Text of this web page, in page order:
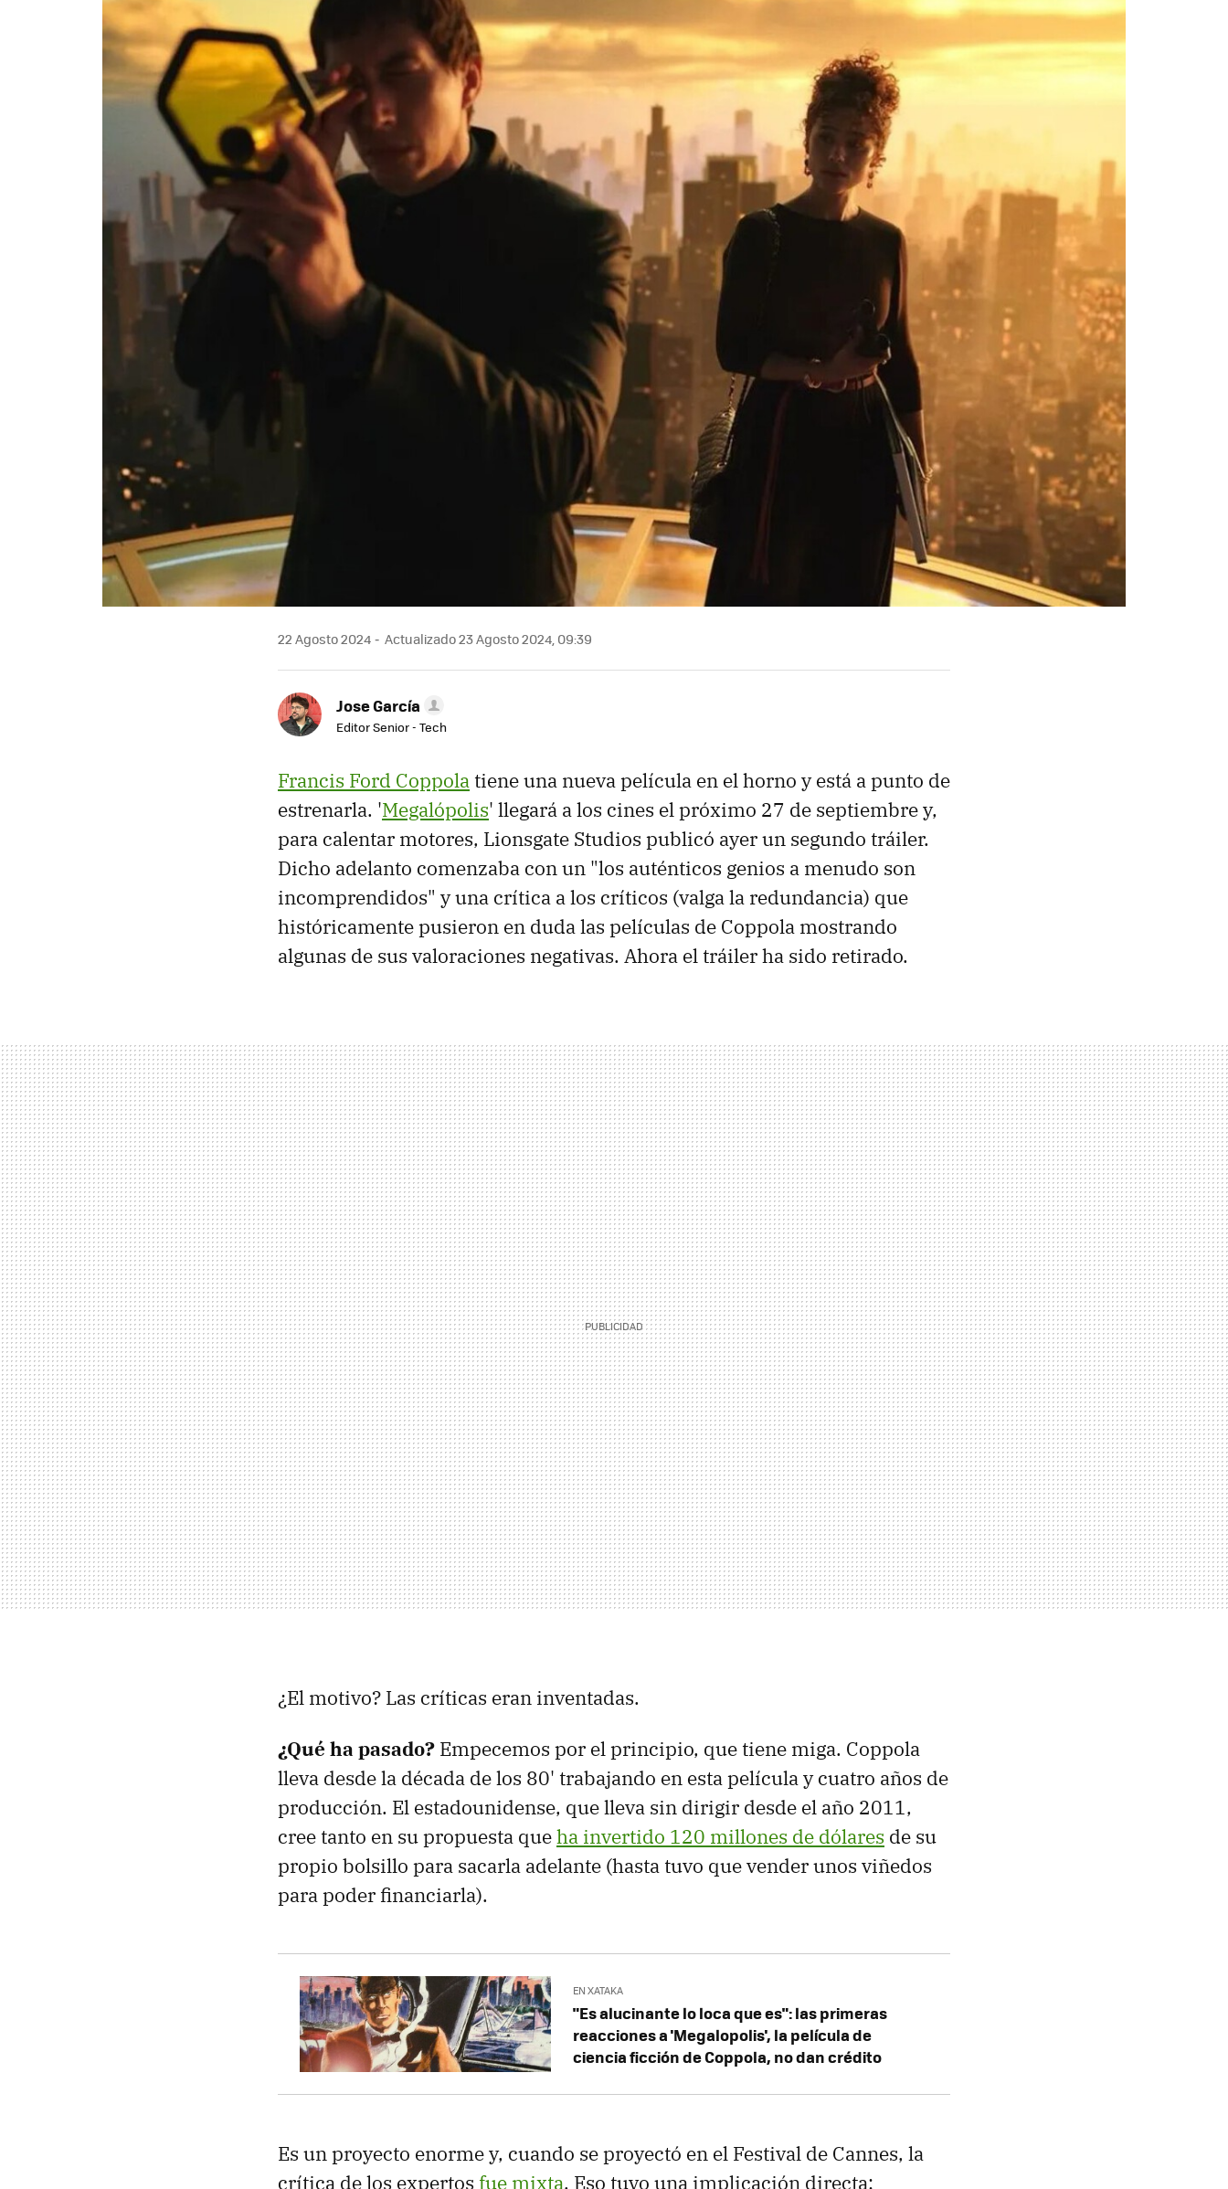
22 Agosto 2024 Actualizado 23 Agosto 2024, 09:39
Jose García
Editor Senior - Tech
Francis Ford Coppola tiene una nueva película en el horno y está a punto de
estrenarla. 'Megalópolis' llegará a los cines el próximo 27 de septiembre y,
para calentar motores, Lionsgate Studios publicó ayer un segundo tráiler.
Dicho adelanto comenzaba con un "los auténticos genios a menudo son
incomprendidos" y una crítica a los críticos (valga la redundancia) que
históricamente pusieron en duda las películas de Coppola mostrando
algunas de sus valoraciones negativas. Ahora el tráiler ha sido retirado.
¿El motivo? Las críticas eran inventadas.
¿Qué ha pasado? Empecemos por el principio, que tiene miga. Coppola
lleva desde la década de los 80' trabajando en esta película y cuatro años de
producción. El estadounidense, que lleva sin dirigir desde el año 2011,
cree tanto en su propuesta queha invertido 120 millones de dólares de su
propio bolsillo para sacarla adelante (hasta tuvo que vender unos viñedos
para poder financiarla).
EN XATAKA
"Es alucinante lo loca que es": las primeras
reacciones a 'Megalopolis', la película de
ciencia ficción de Coppola, no dan crédito
Es un proyecto enorme y, cuando se proyectó en el Festival de Cannes, la
crítica de los expertos fue mixta. Eso tuvo una implicación directa: